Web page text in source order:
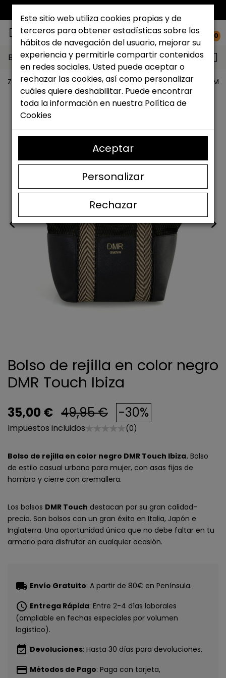
0
Buscar...
Zapateria Catchalot Outlet zapatos Outlet Bolsos
< >
Bolso de rejilla en color negro
DMR Touch Ibiza
35,00 € 49,95 € -30%
Impuestos incluidos (0)
Bolso de rejilla en color negro DMR Touch Ibiza. Bolso
de estilo casual urbano para mujer, con asas fijas de
hombro y cierre con cremallera.
Los bolsos DMR Touch destacan por su gran calidad-
precio. Son bolsos con un gran éxito en Italia, Japón e
Inglaterra. Una oportunidad única que no debe faltar en tu
armario para disfrutar en cualquier ocasión.
local_shipping Envío Gratuito: A partir de 80€ en Península.
schedule Entrega Rápida: Entre 2-4 días laborales
(ampliable en fechas especiales por volumen
logístico).
event_available Devoluciones: Hasta 30 días para devoluciones.
payment Métodos de Pago: Paga con tarjeta,
Este sitio web utiliza cookies propias y de
terceros para obtener estadísticas sobre los
hábitos de navegación del usuario, mejorar su
experiencia y permitirle compartir contenidos
en redes sociales. Usted puede aceptar o
rechazar las cookies, así como personalizar
cuáles quiere deshabilitar. Puede encontrar
toda la información en nuestra Política de
Cookies
Rechazar
Personalizar
Aceptar
CONSIGUE